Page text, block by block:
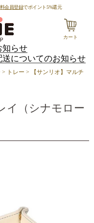
会員登録でポイント5%還元
カート
知らせ
についてのお知らせ
トレー
【サンリオ】マルチ
イ（シナモロー